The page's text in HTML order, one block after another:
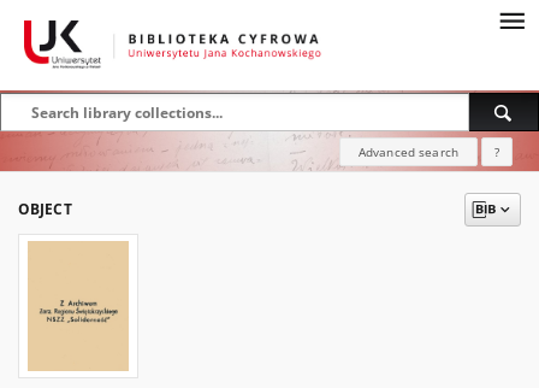
Advanced search ?
OBJECT